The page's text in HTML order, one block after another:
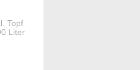
Topf
Liter